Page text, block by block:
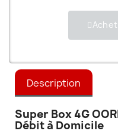
Description
Super Box 4G
Débit à Domicile